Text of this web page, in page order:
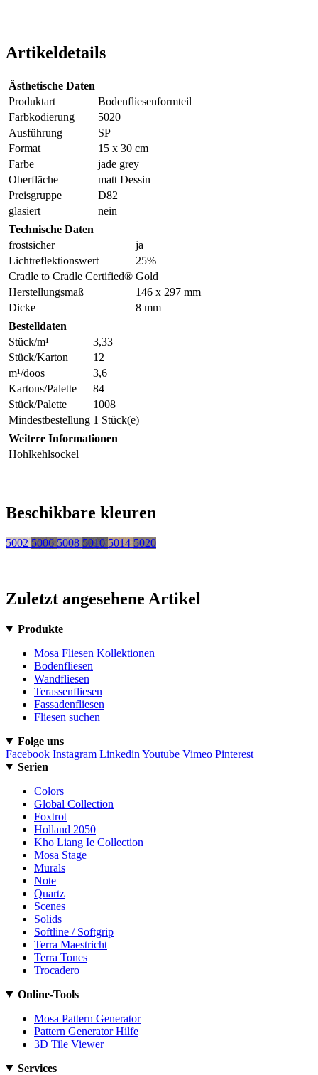
Artikeldetails
Ästhetische Daten
Produktart
Bodenfliesenformteil
Farbkodierung
5020
Ausführung
SP
Format
15 x 30 cm
Farbe
jade grey
Oberfläche
matt Dessin
Preisgruppe
D82
glasiert
nein
Technische Daten
frostsicher
ja
Lichtreflektionswert
25%
Cradle to Cradle Certified® Gold
Herstellungsmaß
146 x 297 mm
Dicke
8 mm
Bestelldaten
Stück/m¹
3,33
Stück/Karton
12
m¹/doos
3,6
Kartons/Palette
84
Stück/Palette
1008
Mindestbestellung 1 Stück(e)
Weitere Informationen
Hohlkehlsockel
Beschikbare kleuren
5002 5006 5008 5010 5014 5020
Zuletzt angesehene Artikel
Produkte
Mosa Fliesen Kollektionen
Bodenfliesen
Wandfliesen
Terassenfliesen
Fassadenfliesen
Fliesen suchen
Folge uns
Facebook Instagram Linkedin Youtube Vimeo Pinterest
Serien
Colors
Global Collection
Foxtrot
Holland 2050
Kho Liang Ie Collection
Mosa Stage
Murals
Note
Quartz
Scenes
Solids
Softline / Softgrip
Terra Maestricht
Terra Tones
Trocadero
Online-Tools
Mosa Pattern Generator
Pattern Generator Hilfe
3D Tile Viewer
Services